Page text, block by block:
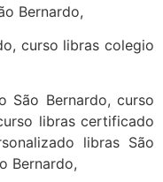
Bernardo,
curso libras colegio
São Bernardo, curso
libras certificado
libras São
Bernardo,